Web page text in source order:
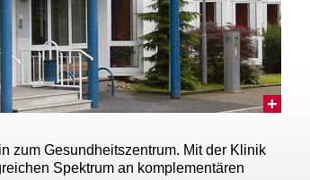
zum Gesundheitszentrum. Mit der Klinik
Spektrum an komplementären